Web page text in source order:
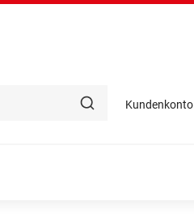
Kundenkonto